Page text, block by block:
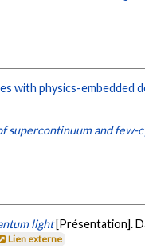
with physics-embedded
supercontinuum and few-
light [Présentation].
Lien externe